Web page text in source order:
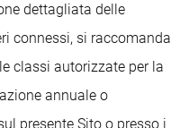
dettagliata delle
connessi, si raccomanda
classi autorizzate per la
annuale o
presente Sito o presso i